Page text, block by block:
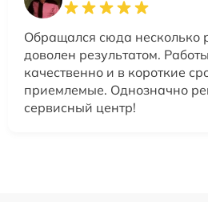
Обращался сюда несколько
доволен результатом.
качественно и в короткие
приемлемые. Однозначно
сервисный центр!